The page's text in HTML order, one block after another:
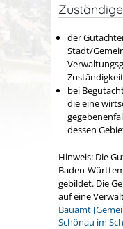
der
Stadt/
bei
die eine
dessen
Hinweis: Die
Baden-
gebildet. Die
auf eine
Bauamt
Schönau im